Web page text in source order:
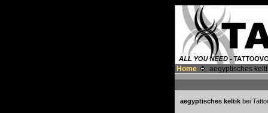
Home aegyptisches
aegyptisches keltik bei